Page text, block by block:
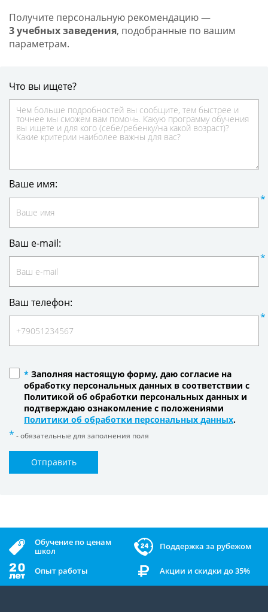
Получите персональную рекомендацию —
3 учебных заведения, подобранные по вашим
параметрам.
Что вы ищете?
Ваше имя:
Ваш e-mail:
Ваш телефон:
* Заполняя настоящую форму, даю согласие на
обработку персональных данных в соответствии с
Политикой об обработки персональных данных и
подтверждаю ознакомление с положениями
Политики об обработки персональных данных.
- обязательные для заполнения поля
Отправить
Обучение по ценам
школ
Поддержка за рубежом
Опыт работы Акции и скидки до 35%